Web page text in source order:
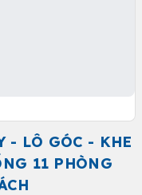
- LÔ GÓC - KHE
11 PHÒNG